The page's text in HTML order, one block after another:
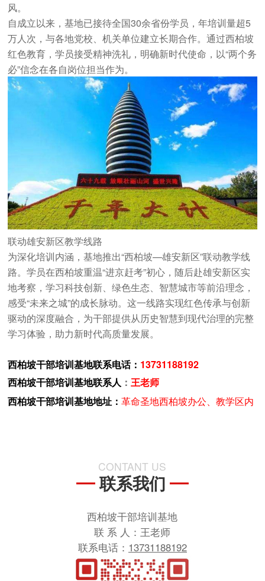
风。
自成立以来，基地已接待全国30余省份学员，年培训量超5
万人次，与各地党校、机关单位建立长期合作。通过西柏坡
红色教育 ，学员接受精神洗礼，明确新时代使命，以“两个务
必”信念在各自岗位担当作为。
联动雄安新区教学线路
为深化培训内涵，基地推出“西柏坡—雄安新区”联动教学线
路。学员在西柏坡重温“进京赶考”初心，随后赴雄安新区实
地考察，学习科技创新、绿色生态、智慧城市等前沿理念，
感受“未来之城”的成长脉动。这一线路实现红色传承与创新
驱动的深度融合，为干部提供从历史智慧到现代治理的完整
学习体验，助力新时代高质量发展。
西柏坡干部培训基地联系电话： 13731188192
西柏坡干部培训基地联系人 ：王老师
西柏坡干部培训基地地址：革命圣地西柏坡办公、教学区内
CONTANT US
联系我们
西柏坡干部培训基地
联 系 人：王老师
联系电话： 13731188192